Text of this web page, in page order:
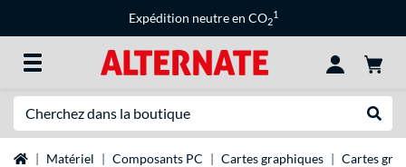
Expédition neutre en CO2
1
Page d'accueil
Matériel Composants PC Cartes graphiques Cartes